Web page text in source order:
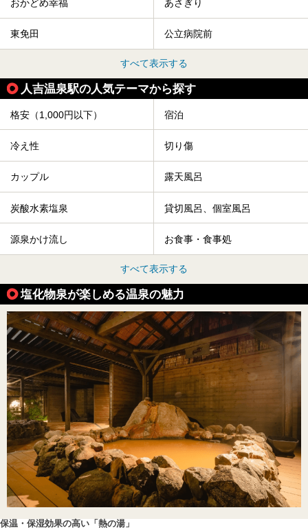
おかどめ幸福 あさぎり
東免田 公立病院前
すべて表示する
人吉温泉駅の人気テーマから探す
格安（1,000円以下） 宿泊
冷え性 切り傷
カップル 露天風呂
炭酸水素塩泉 貸切風呂、個室風呂
源泉かけ流し お食事・食事処
すべて表示する
塩化物泉が楽しめる温泉の魅力
保温・保湿効果の高い「熱の湯」